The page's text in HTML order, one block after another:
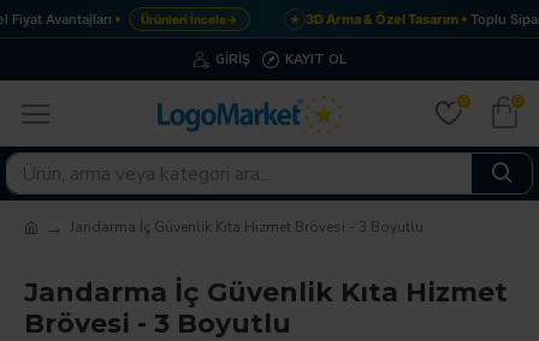
Avantajları Ürünleri İncele→ ★ 3D Arma & Özel Tasarım Toplu
GIRIŞ KAYIT OL
0 0
Jandarma İç Güvenlik Kıta Hizmet Brövesi - 3 Boyutlu
Jandarma İç Güvenlik Kıta Hizmet
Brövesi - 3 Boyutlu